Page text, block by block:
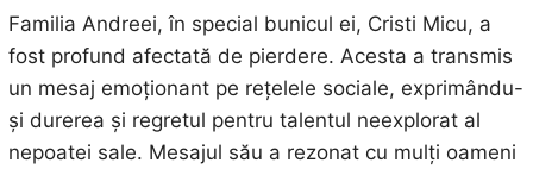
Familia Andreei, în special bunicul ei, Cristi Micu, a
fost profund afectată de pierdere. Acesta a transmis
un mesaj emoționant pe rețelele sociale, exprimându-
și durerea și regretul pentru talentul neexplorat al
nepoatei sale. Mesajul său a rezonat cu mulți oameni